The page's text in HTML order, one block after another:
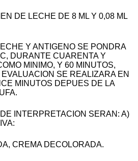
DE LECHE DE 8 ML Y 0,08 ML
Y ANTIGENO SE PONDRA
DURANTE CUARENTA Y
MINIMO, Y 60 MINUTOS,
SE REALIZARA EN
MINUTOS DEPUES DE LA
INTERPRETACION SERAN: A)
CREMA DECOLORADA.